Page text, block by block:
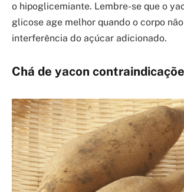
o hipoglicemiante. Lembre-se que o
glicose age melhor quando o corpo
interferência do açúcar adicionado.
Chá de yacon